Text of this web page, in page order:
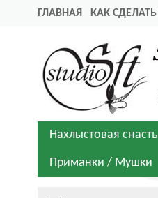
ГЛАВНАЯ КАК
Нахлыстовая снасть
Приманки / Мушки